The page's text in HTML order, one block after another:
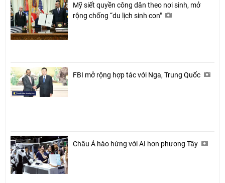
Mỹ siết quyền công dân theo nơi sinh, mở
rộng chống “du lịch sinh con"
FBI mở rộng hợp tác với Nga, Trung Quốc
Châu Á hào hứng với AI hơn phương Tây